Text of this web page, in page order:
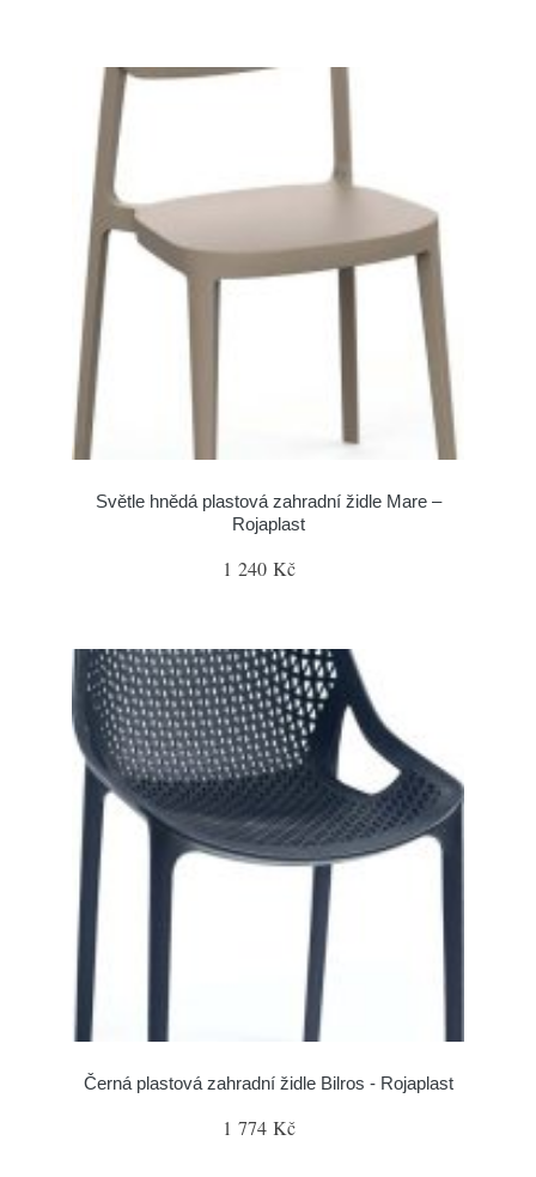
Světle hnědá plastová zahradní židle Mare –
Rojaplast
1 240 Kč
Černá plastová zahradní židle Bilros - Rojaplast
1 774 Kč